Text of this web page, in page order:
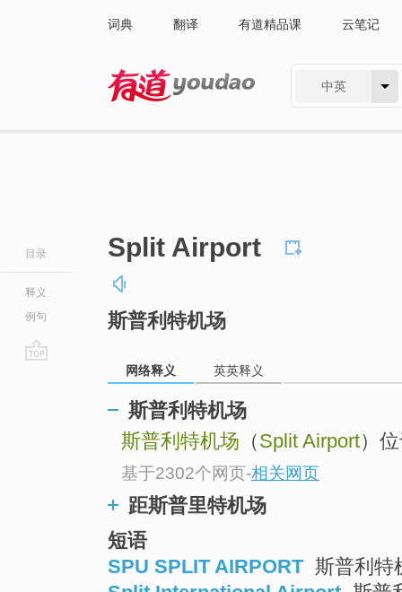
词典 翻译 有道精品课 云笔记
中英
目录
释义
例句
Split Airport
斯普利特机场
网络释义 英英释义
斯普利特机场
斯普利特机场 （Split Airport）
基于2302个网页-相关网页
距斯普里特机场
短语
SPU SPLIT AIRPORT 斯普利特